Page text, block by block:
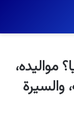
مواليده،
والسيرة